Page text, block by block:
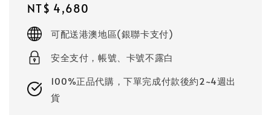
Regular
price
NT$ 4,680
可配送港澳地區(銀聯卡支付)
安全支付，帳號、卡號不露白
100%正品代購，下單完成付款後約2~4週出
貨